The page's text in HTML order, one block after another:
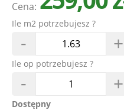
Cena:
Ile m2 potrzebujesz ?
- +
Ile op potrzebujesz ?
- +
Dostępny